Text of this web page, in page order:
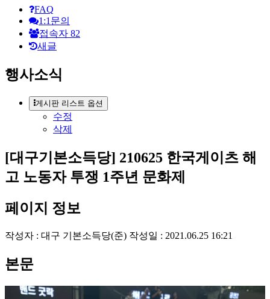
원
로
그
인
FAQ
1:1문의
접속자 82
새글
행사소식
게시판 리스트 옵션
수정
삭제
[대구기본소득당] 210625 한국게이츠 해
고 노동자 투쟁 1주년 문화제
페이지 정보
작성자 : 대구 기본소득당(준) 작성일 : 2021.06.25 16:21
본문